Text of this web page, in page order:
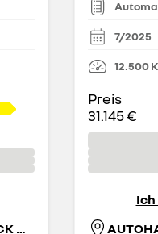
AUTOHAUS FAHNENBRUCK GMBH
7/2025
12.500
Preis
31.145 €